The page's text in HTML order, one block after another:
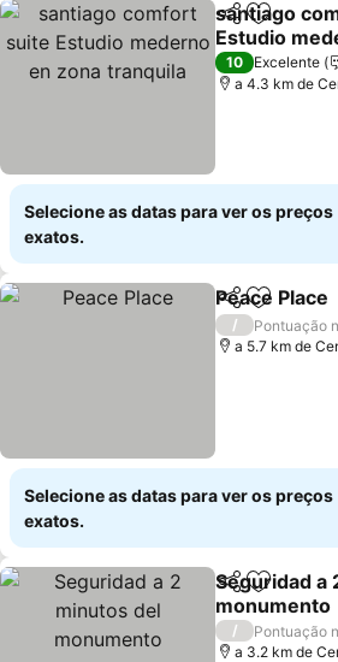
Partilhar
santiago
Estudio
tranquila
Ver preços
10 Excelente
a 4.3 km de
Selecione as datas para ver os preços
exatos.
Partilhar
Peace Place
/
Pontuação
a 5.7 km de
Selecione as datas para ver os preços
exatos.
Partilhar
Seguridad a
monumento
Ver preços
/
Pontuação
a 3.2 km de